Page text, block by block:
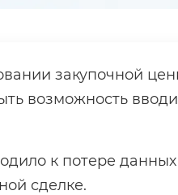
закупочной
возможность
к потере
сделке.